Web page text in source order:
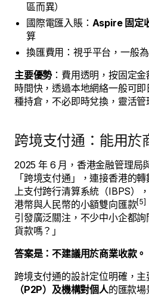
區而異）
國際電匯入賬： Aspire 固定
算
換匯費用：視乎平台，一般
主要優勢：費用透明，按固定
時間快，透過本地網絡一般可
種持倉，不必即時兌換，靈活管
跨境支付通：能用於
2025 年 6 月，香港金融管理局
「跨境支付通」，連接香港的
上支付跨行清算系統（IBPS）
港幣與人民幣的小額雙向匯款[5]
引發廣泛關注，不少中小企都
貨款嗎？」
答案是：不建議用於商業收款。
跨境支付通的設計定位明確，主
（P2P）及機構對個人的匯款場